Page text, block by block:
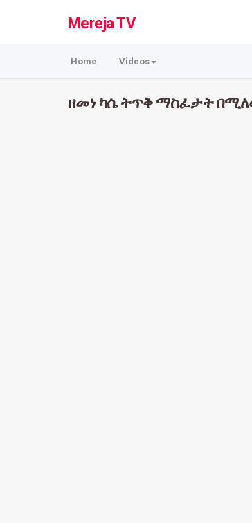
Mereja TV
Home Videos
ዘመነ ካሴ ትጥቅ ማስፈታት